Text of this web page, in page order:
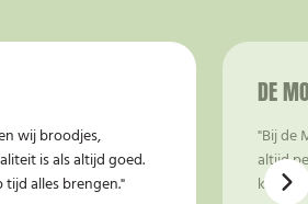
wij broodjes,
is als altijd goed.
tijd alles brengen."
DE
"Bij de
altijd